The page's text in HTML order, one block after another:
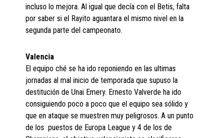
incluso lo mejora. Al igual que decía con el Betis, falta
por saber si el Rayito aguantara el mismo nivel en la
segunda parte del campeonato.
Valencia
El equipo ché se ha ido reponiendo en las ultimas
jornadas al mal inicio de temporada que supuso la
destitución de Unai Emery. Ernesto Valverde ha ido
consiguiendo poco a poco que el equipo sea sólido y
que en ataque se muestren muy peligrosos. A un punto
de los puestos de Europa League y 4 de los de